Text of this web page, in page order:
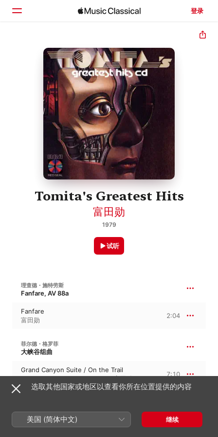
登录
主页
搜索
Tomita's Greatest Hits
富田勋
1979
试听
理查德・施特劳斯
Fanfare, AV 88a
Fanfare
富田勋
2:04
菲尔德・格罗菲
大峡谷组曲
Grand Canyon Suite / On the Trail
Plasma Symphony Orchestra、富田勋
7:10
D 大调卡农与吉格, P. 37
Canon In D
选取其他国家或地区以查看你所在位置提供的内容
美国 (简体中文) 继续